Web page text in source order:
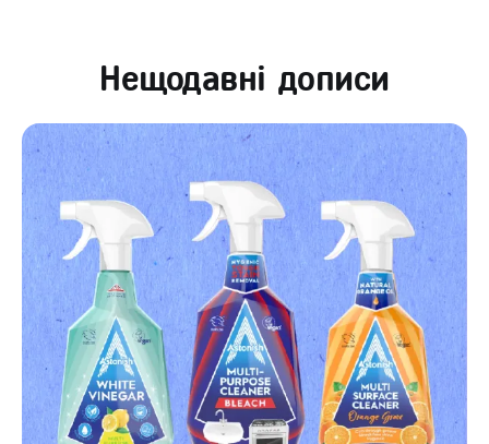
Нещодавні дописи